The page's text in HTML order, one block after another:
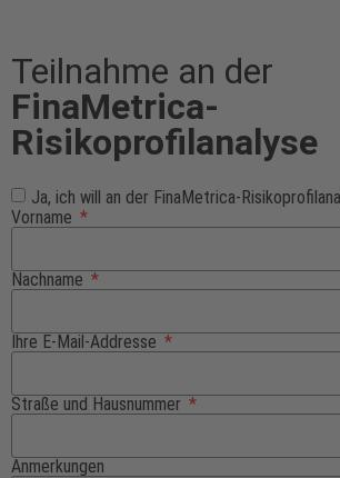
Teilnahme an der
FinaMetrica-
Risikoprofilanalyse
Ja, ich will an der FinaMetrica-
Vorname
Nachname
Ihre E-Mail-Addresse
Straße und Hausnummer
Anmerkungen